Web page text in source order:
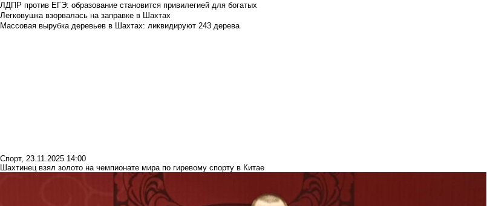
ЛДПР против ЕГЭ: образование становится привилегией для богатых
Легковушка взорвалась на заправке в Шахтах
Массовая вырубка деревьев в Шахтах: ликвидируют 243 дерева
Спорт, 23.11.2025 14:00
Шахтинец взял золото на чемпионате мира по гиревому спорту в Китае